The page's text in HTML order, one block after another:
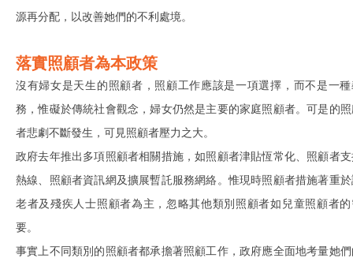
源再分配，以改善她們的不利處境。
落實照顧者為本政策
沒有婦女是天生的照顧者，照顧工作應該是一項選擇，而不是一種
務，惟礙於傳統社會觀念，婦女仍然是主要的家庭照顧者。可是的
者悲劇不斷發生，可見照顧者壓力之大。
政府去年推出多項照顧者相關措施，如照顧者津貼恆常化、照顧者
熱線、照顧者資訊網及擴展暫託服務網絡。惟現時照顧者措施著重
老者及殘疾人士照顧者為主，忽略其他類別照顧者如兒童照顧者的
要。
事實上不同類別的照顧者都承擔著照顧工作，政府應全面地考量她